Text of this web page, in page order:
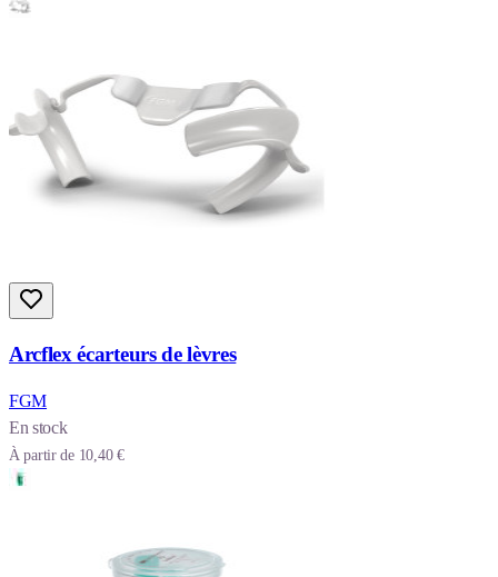
Arcflex écarteurs de lèvres
FGM
En stock
À partir de 10,40 €